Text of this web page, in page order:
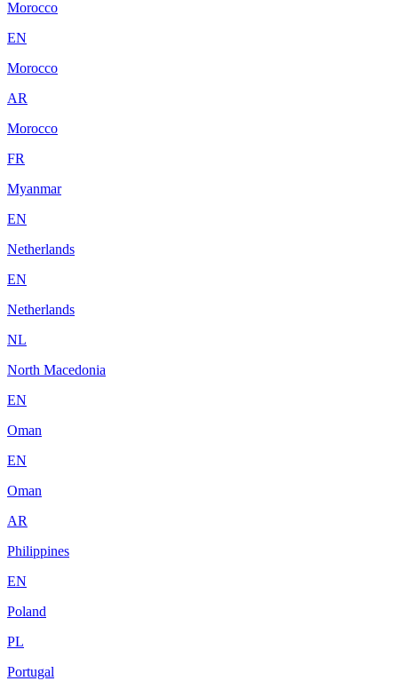
Morocco
EN
Morocco
AR
Morocco
FR
Myanmar
EN
Netherlands
EN
Netherlands
NL
North Macedonia
EN
Oman
EN
Oman
AR
Philippines
EN
Poland
PL
Portugal